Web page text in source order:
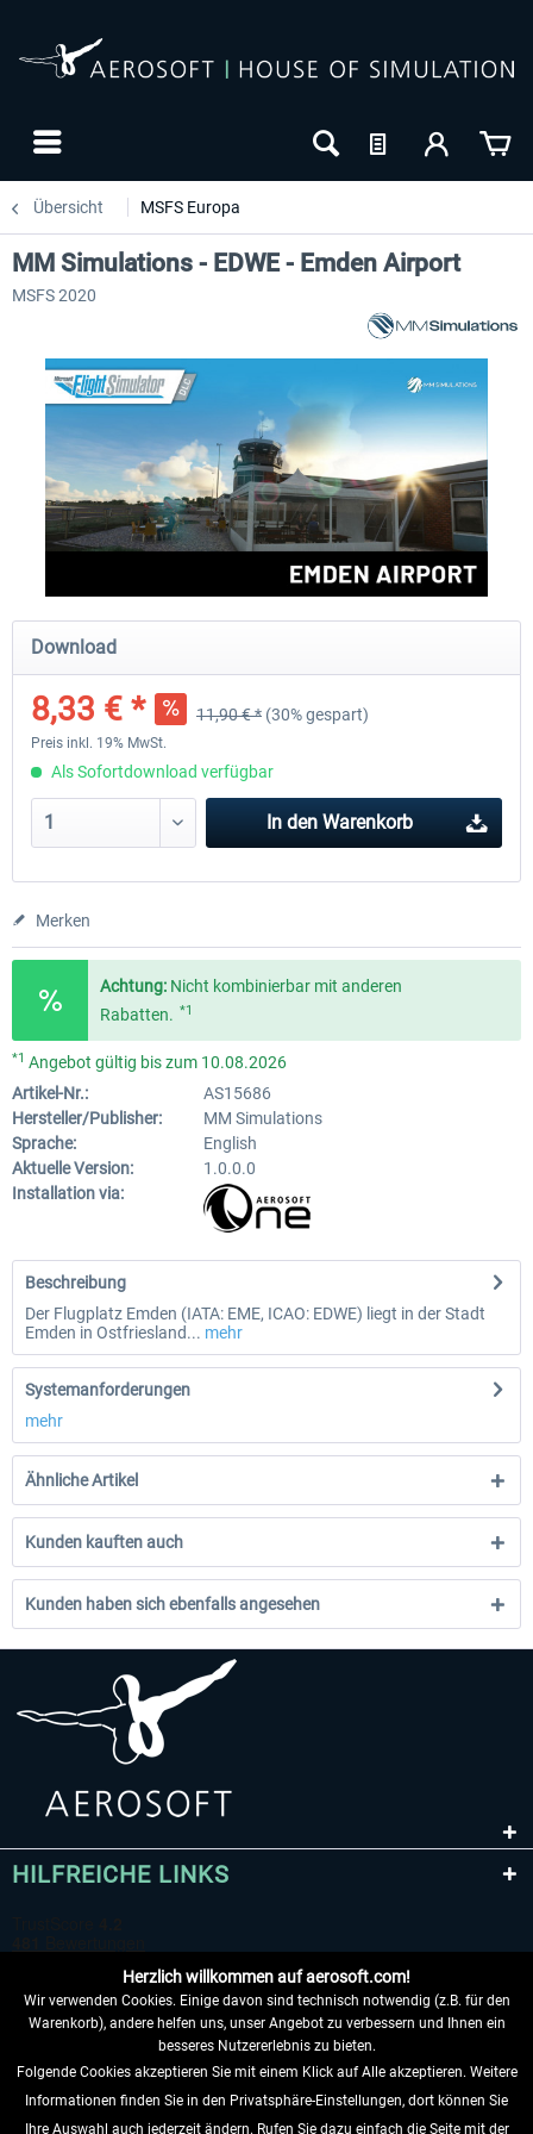
Übersicht MSFS Europa
Aerosoft Mega Airport Brüssel
24,95 € *
Aerosoft Airport Köln/
MM Simulations - EDWE - Emden Airport
MSFS 2020
Download
8,33 € * 11,90 € * (30% gespart)
Preis inkl. 19% MwSt.
Als Sofortdownload verfügbar
In den Warenkorb
Merken
Achtung: Nicht kombinierbar mit anderen
Rabatten. *1
*1 Angebot gültig bis zum 10.08.2026
Artikel-Nr.:
AS15686
Hersteller/Publisher:
MM Simulations
Sprache:
English
Aktuelle Version:
1.0.0.0
Installation via:
Beschreibung
Der Flugplatz Emden (IATA: EME, ICAO: EDWE) liegt in der Stadt
Emden in Ostfriesland... mehr
Systemanforderungen
mehr
Ähnliche Artikel
Kunden kauften auch
Kunden haben sich ebenfalls angesehen
HILFREICHE LINKS
VERTRAG WIDERRUFEN
Herzlich willkommen auf aerosoft.com!
Wir verwenden Cookies. Einige davon sind technisch notwendig (z.B. für den
Warenkorb), andere helfen uns, unser Angebot zu verbessern und Ihnen ein
besseres Nutzererlebnis zu bieten.
Folgende Cookies akzeptieren Sie mit einem Klick auf Alle akzeptieren. Weitere
Informationen finden Sie in den Privatsphäre-Einstellungen, dort können Sie
Ihre Auswahl auch jederzeit ändern. Rufen Sie dazu einfach die Seite mit der